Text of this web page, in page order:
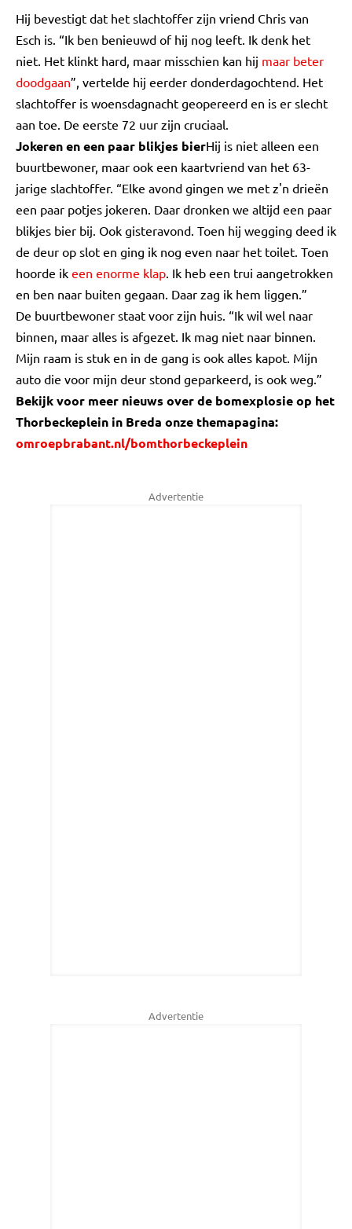
Hij bevestigt dat het slachtoffer zijn vriend Chris van
Esch is. “Ik ben benieuwd of hij nog leeft. Ik denk het
niet. Het klinkt hard, maar misschien kan hij maar beter
doodgaan”, vertelde hij eerder donderdagochtend. Het
slachtoffer is woensdagnacht geopereerd en is er slecht
aan toe. De eerste 72 uur zijn cruciaal.
Jokeren en een paar blikjes bierHij is niet alleen een
buurtbewoner, maar ook een kaartvriend van het 63-
jarige slachtoffer. “Elke avond gingen we met z'n drieën
een paar potjes jokeren. Daar dronken we altijd een paar
blikjes bier bij. Ook gisteravond. Toen hij wegging deed ik
de deur op slot en ging ik nog even naar het toilet. Toen
hoorde ik een enorme klap. Ik heb een trui aangetrokken
en ben naar buiten gegaan. Daar zag ik hem liggen.”
De buurtbewoner staat voor zijn huis. “Ik wil wel naar
binnen, maar alles is afgezet. Ik mag niet naar binnen.
Mijn raam is stuk en in de gang is ook alles kapot. Mijn
auto die voor mijn deur stond geparkeerd, is ook weg.”
Bekijk voor meer nieuws over de bomexplosie op het
Thorbeckeplein in Breda onze themapagina:
omroepbrabant.nl/bomthorbeckeplein
Advertentie
Advertentie